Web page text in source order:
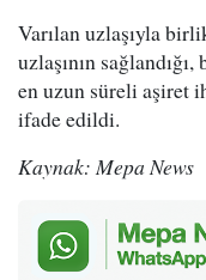
Varılan uzlaşıyla
uzlaşının
en uzun süreli aşiret
ifade edildi.
Kaynak: Mepa News